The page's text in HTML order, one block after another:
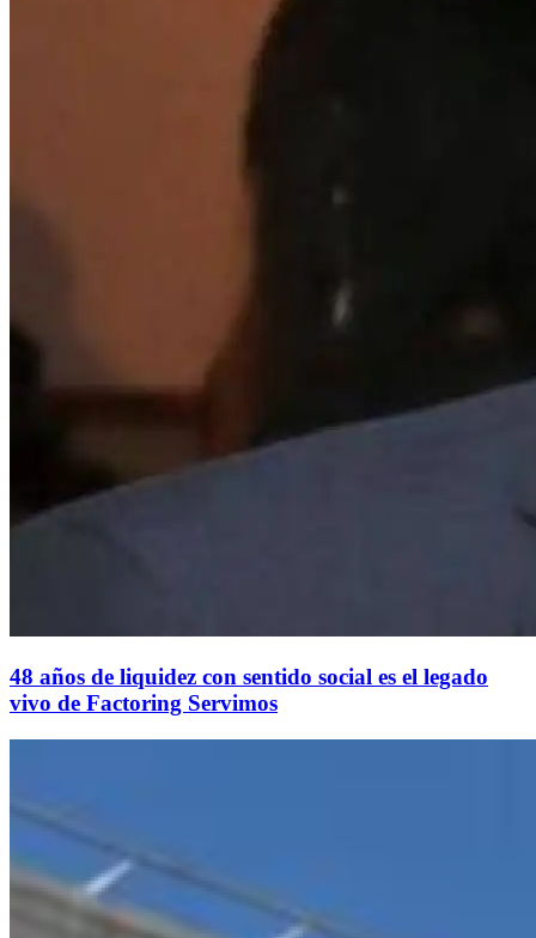
48 años de liquidez con sentido social es el legado
vivo de Factoring Servimos